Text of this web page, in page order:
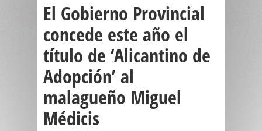
El Gobierno Provincial
concede este año el
título de ‘Alicantino de
Adopción’ al
malagueño Miguel
Médicis